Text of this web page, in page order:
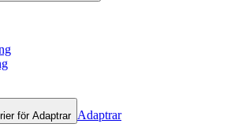
för Adaptrar Adaptrar